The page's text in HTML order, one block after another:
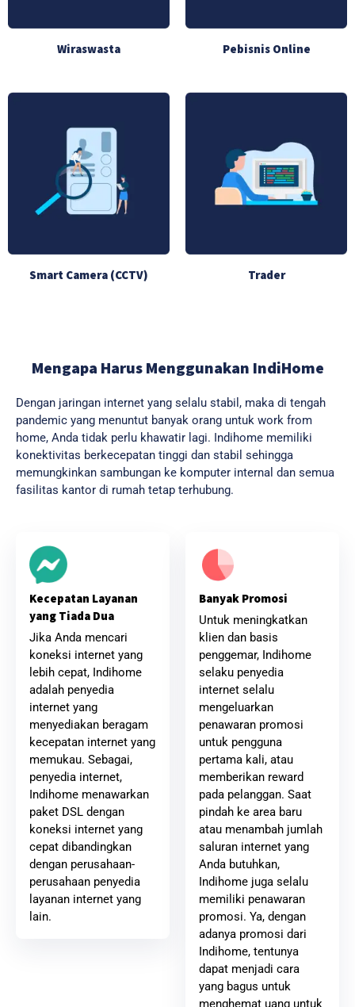
Wiraswasta Pebisnis Online
Smart Camera (CCTV) Trader
Mengapa Harus Menggunakan IndiHome
Dengan jaringan internet yang selalu stabil, maka di tengah
pandemic yang menuntut banyak orang untuk work from
home, Anda tidak perlu khawatir lagi. Indihome memiliki
konektivitas berkecepatan tinggi dan stabil sehingga
memungkinkan sambungan ke komputer internal dan semua
fasilitas kantor di rumah tetap terhubung.
Kecepatan Layanan
yang Tiada Dua
Jika Anda mencari
koneksi internet yang
lebih cepat, Indihome
adalah penyedia
internet yang
menyediakan beragam
kecepatan internet yang
memukau. Sebagai,
penyedia internet,
Indihome menawarkan
paket DSL dengan
koneksi internet yang
cepat dibandingkan
dengan perusahaan-
perusahaan penyedia
layanan internet yang
lain.
Banyak Promosi
Untuk meningkatkan
klien dan basis
penggemar, Indihome
selaku penyedia
internet selalu
mengeluarkan
penawaran promosi
untuk pengguna
pertama kali, atau
memberikan reward
pada pelanggan. Saat
pindah ke area baru
atau menambah jumlah
saluran internet yang
Anda butuhkan,
Indihome juga selalu
memiliki penawaran
promosi. Ya, dengan
adanya promosi dari
Indihome, tentunya
dapat menjadi cara
yang bagus untuk
menghemat uang untuk